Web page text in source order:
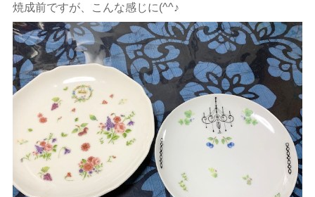
焼成前ですが、こんな感じに(^^♪